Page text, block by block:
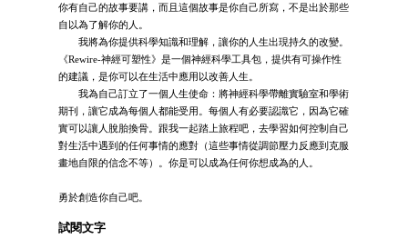
你有自己的故事要講，而且這個故事是你自己所寫，不是出於那些
自以為了解你的人。
我將為你提供科學知識和理解，讓你的人生出現持久的改變。
《Rewire-神經可塑性》是一個神經科學工具包，提供有可操作性
的建議，是你可以在生活中應用以改善人生。
我為自己訂立了一個人生使命：將神經科學帶離實驗室和學術
期刊，讓它成為每個人都能受用。每個人有必要認識它，因為它確
實可以讓人脫胎換骨。跟我一起踏上旅程吧，去學習如何控制自己
對生活中遇到的任何事情的應對（這些事情從調節壓力反應到克服
畫地自限的信念不等）。你是可以成為任何你想成為的人。
勇於創造你自己吧。
試閱文字